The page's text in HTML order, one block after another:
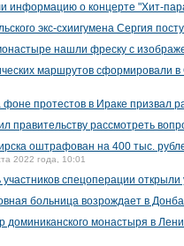
информацию о концерте "Хит-
экс-схиигумена Сергия
нашли фреску с
маршрутов сформировали
протестов в Ираке призвал
правительству рассмотреть
оштрафован на 400 тыс.
2022 года, 10:01
участников спецоперации
больница возрождает в
доминиканского монастыря в